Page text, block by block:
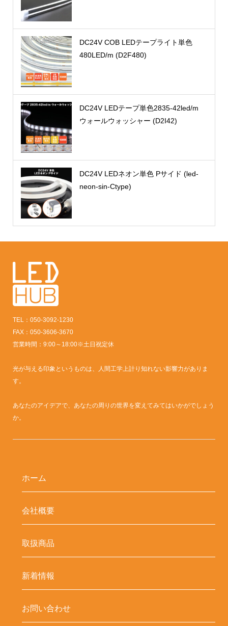
DC24V COB LEDテープライト単色
480LED/m (D2F480)
DC24V LEDテープ単色2835-42led/m
ウォールウォッシャー (D2I42)
DC24V LEDネオン単色 Pサイド (led-
neon-sin-Ctype)
TEL：050-3092-1230
FAX：050-3606-3670
営業時間：9:00～18:00※土日祝定休
光が与える印象というものは、人間工学上計り知れない影響力がありま
す。
あなたのアイデアで、あなたの周りの世界を変えてみてはいかがでしょう
か。
ホーム
会社概要
取扱商品
新着情報
お問い合わせ